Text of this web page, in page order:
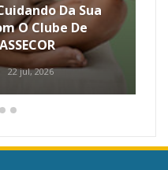
Da Sua
O Clube De
22 jul, 2026